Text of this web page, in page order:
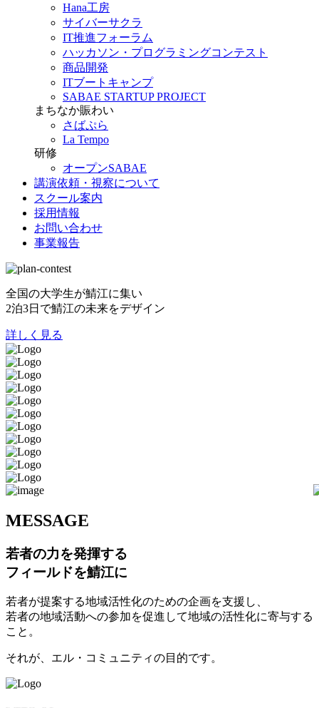
Hana工房
サイバーサクラ
IT推進フォーラム
ハッカソン・プログラミングコンテスト
商品開発
ITブートキャンプ
SABAE STARTUP PROJECT
まちなか賑わい
さばぷら
La Tempo
研修
オープンSABAE
講演依頼・視察について
スクール案内
採用情報
お問い合わせ
事業報告
全国の大学生が鯖江に集い
2泊3日で鯖江の未来をデザイン
詳しく見る
MESSAGE
若者の力を発揮する
フィールドを鯖江に
若者が提案する地域活性化のための企画を支援し、
若者の地域活動への参加を促進して地域の活性化に寄与する
こと。
それが、エル・コミュニティの目的です。